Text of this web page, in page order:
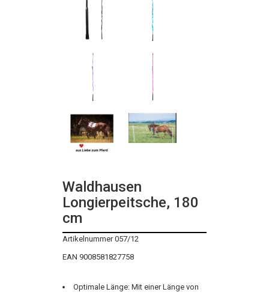
Waldhausen
Longierpeitsche, 180
cm
Artikelnummer 057/12
EAN 9008581827758
Optimale Länge: Mit einer Länge von